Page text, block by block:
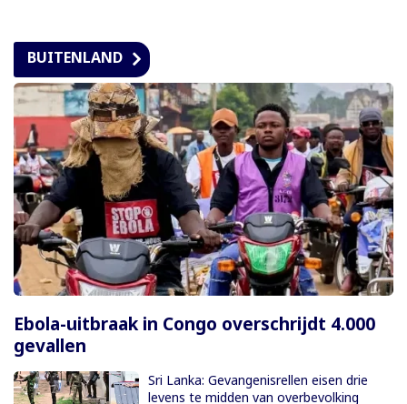
BUITENLAND
Ebola-uitbraak in Congo overschrijdt 4.000
gevallen
Sri Lanka: Gevangenisrellen eisen drie
levens te midden van overbevolking